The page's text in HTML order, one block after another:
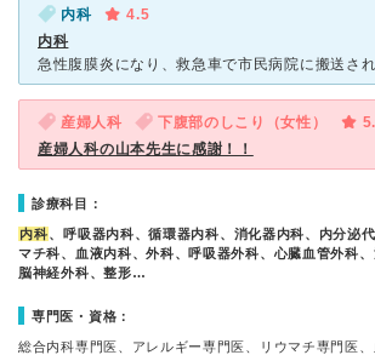
内科
4.5
内科
産婦人科 下腹部のしこり（女性）
産婦人科の山本先生に感謝！！
診療科目：
内科、呼吸器内科、循環器内科、消化器内科、内分泌
マチ科、血液内科、外科、呼吸器外科、心臓血管外科、
脳神経外科、整形…
専門医・資格：
総合内科専門医、アレルギー専門医、リウマチ専門医